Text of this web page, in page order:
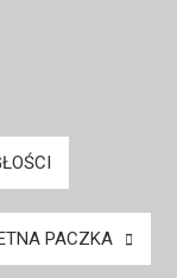
PACZKA